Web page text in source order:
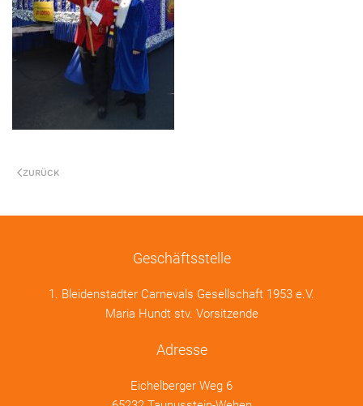
ZURÜCK
Geschäftsstelle
1. Bleidenstadter Carnevals Gesellschaft 1953 e.V.
Maria Hundt stv. Vorsitzende
Adresse
Eichelberger Weg 6